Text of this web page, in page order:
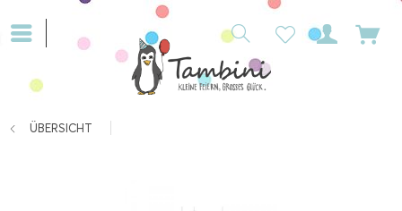
ÜBERSICHT